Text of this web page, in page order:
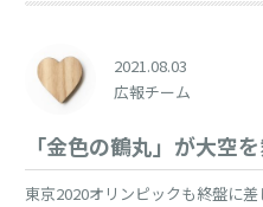
2021.08.03
広報チーム
「金色の鶴丸」が大空を
東京2020オリンピックも終盤に